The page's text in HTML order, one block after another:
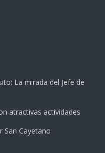
La mirada del Jefe de
atractivas actividades
San Cayetano